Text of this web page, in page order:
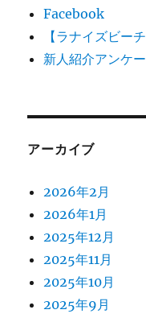
Facebook
【ラナイズビー
新人紹介アンケ
アーカイブ
2026年2月
2026年1月
2025年12月
2025年11月
2025年10月
2025年9月